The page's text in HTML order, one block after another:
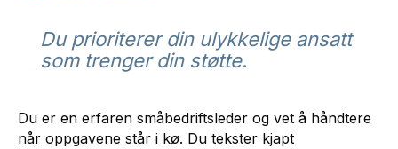
Du prioriterer din ulykkelige ansatt
som trenger din støtte.
Du er en erfaren småbedriftsleder og vet å håndtere
når oppgavene står i kø. Du tekster kjapt